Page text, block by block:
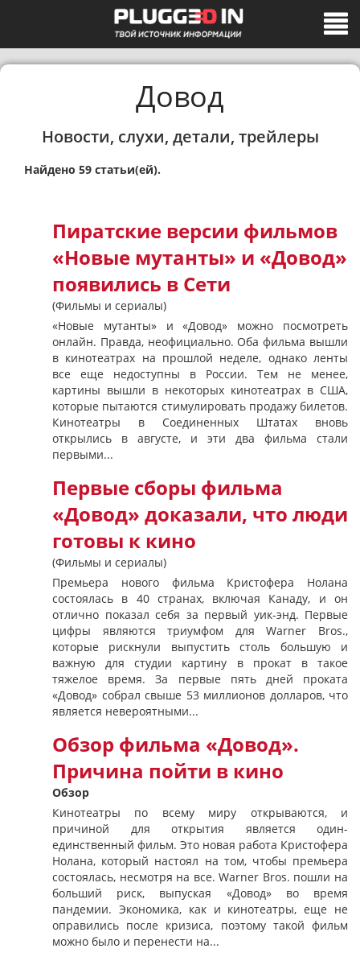
Довод
Новости, слухи, детали, трейлеры
Найдено 59 статьи(ей).
Пиратские версии фильмов
«Новые мутанты» и «Довод»
появились в Сети
(Фильмы и сериалы)
«Новые мутанты» и «Довод» можно посмотреть
онлайн. Правда, неофициально. Оба фильма вышли
в кинотеатрах на прошлой неделе, однако ленты
все еще недоступны в России. Тем не менее,
картины вышли в некоторых кинотеатрах в США,
которые пытаются стимулировать продажу билетов.
Кинотеатры в Соединенных Штатах вновь
открылись в августе, и эти два фильма стали
первыми...
Первые сборы фильма
«Довод» доказали, что люди
готовы к кино
(Фильмы и сериалы)
Премьера нового фильма Кристофера Нолана
состоялась в 40 странах, включая Канаду, и он
отлично показал себя за первый уик-энд. Первые
цифры являются триумфом для Warner Bros.,
которые рискнули выпустить столь большую и
важную для студии картину в прокат в такое
тяжелое время. За первые пять дней проката
«Довод» собрал свыше 53 миллионов долларов, что
является невероятными...
Обзор фильма «Довод».
Причина пойти в кино
Обзор
Кинотеатры по всему миру открываются, и
причиной для открытия является один-
единственный фильм. Это новая работа Кристофера
Нолана, который настоял на том, чтобы премьера
состоялась, несмотря на все. Warner Bros. пошли на
больший риск, выпуская «Довод» во время
пандемии. Экономика, как и кинотеатры, еще не
оправились после кризиса, поэтому такой фильм
можно было и перенести на...